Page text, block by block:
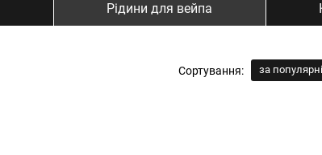
Рідини для вейпа
Сортування: за